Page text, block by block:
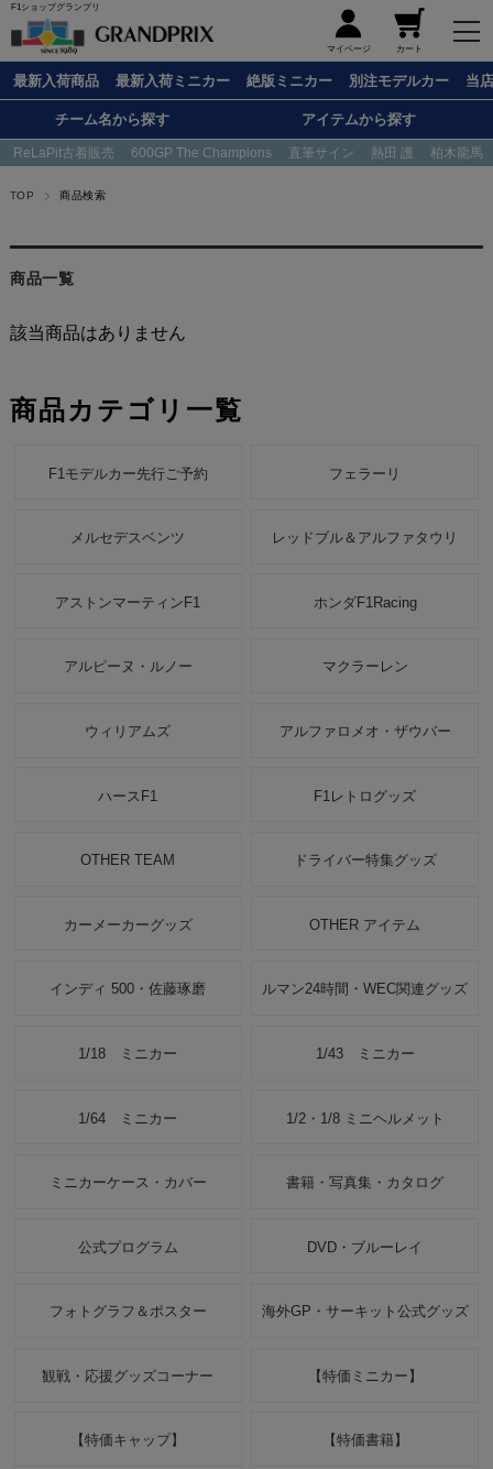
F1ショップグランプリ
マイページ カート
最新入荷商品 最新入荷ミニカー 絶版ミニカー 別注モデルカー 当
チーム名から探す アイテムから探す
ReLaPit古着販売 600GP The Champions 直筆サイン 熱田 護 柏木龍馬
TOP 商品検索
商品一覧
該当商品はありません
商品カテゴリ一覧
F1モデルカー先行ご予約 フェラーリ
メルセデスベンツ レッドブル＆アルファタウリ
アストンマーティンF1 ホンダF1Racing
アルピーヌ・ルノー マクラーレン
ウィリアムズ アルファロメオ・ザウバー
ハースF1 F1レトログッズ
OTHER TEAM ドライバー特集グッズ
カーメーカーグッズ OTHER アイテム
インディ 500・佐藤琢磨 ルマン24時間・WEC関連グッズ
1/18 ミニカー 1/43 ミニカー
1/64 ミニカー 1/2・1/8 ミニヘルメット
ミニカーケース・カバー 書籍・写真集・カタログ
公式プログラム DVD・ブルーレイ
フォトグラフ＆ポスター 海外GP・サーキット公式グッズ
観戦・応援グッズコーナー 【特価ミニカー】
【特価キャップ】 【特価書籍】